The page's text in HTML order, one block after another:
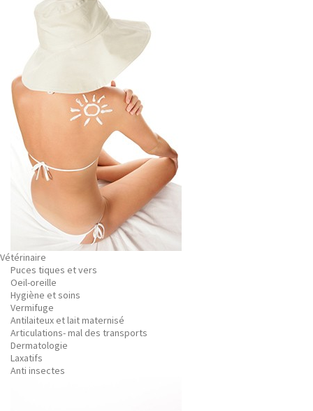
Vétérinaire
Puces tiques et vers
Oeil-oreille
Hygiène et soins
Vermifuge
Antilaiteux et lait maternisé
Articulations- mal des transports
Dermatologie
Laxatifs
Anti insectes